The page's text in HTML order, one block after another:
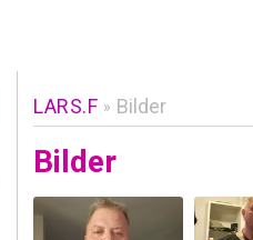
LARS.F » Bilder
Bilder